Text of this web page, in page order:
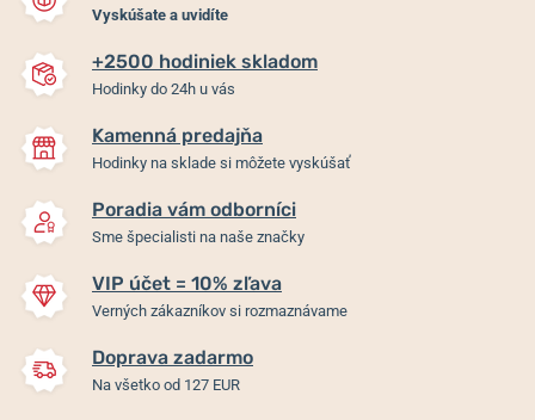
Vyskúšate a uvidíte
+2500 hodiniek skladom
Hodinky do 24h u vás
Kamenná predajňa
Hodinky na sklade si môžete vyskúšať
Poradia vám odborníci
Sme špecialisti na naše značky
VIP účet = 10% zľava
Verných zákazníkov si rozmaznávame
Doprava zadarmo
Na všetko od 127 EUR